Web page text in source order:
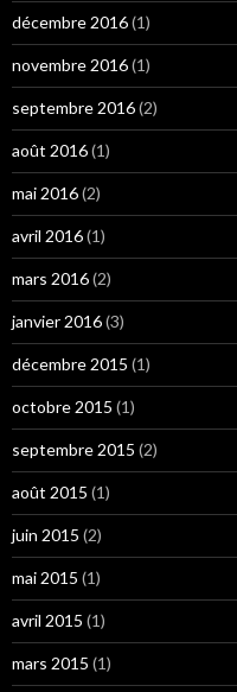
décembre 2016(1)
novembre 2016(1)
septembre 2016(2)
août 2016(1)
mai 2016(2)
avril 2016(1)
mars 2016(2)
janvier 2016(3)
décembre 2015 (1)
octobre 2015 (1)
septembre 2015 (2)
août 2015 (1)
juin 2015 (2)
mai 2015 (1)
avril 2015 (1)
mars 2015 (1)